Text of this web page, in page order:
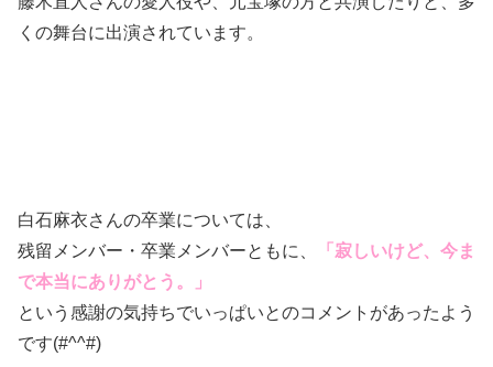
くの舞台に出演されています。
白石麻衣さんの卒業については、
残留メンバー・卒業メンバーともに、
「寂しいけど、今ま
で本当にありがとう。」
という感謝の気持ちでいっぱいとのコメントがあったよう
です(#^^#)